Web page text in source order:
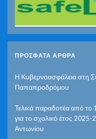
ΠΡΌΣΦΑΤΑ ΆΡΘΡΑ
Η Κυβερνοασφάλεια στη
Παπαπροδρόμου
Τελικά παραδοτέα από το
για το σχολικό έτος
Αντωνίου